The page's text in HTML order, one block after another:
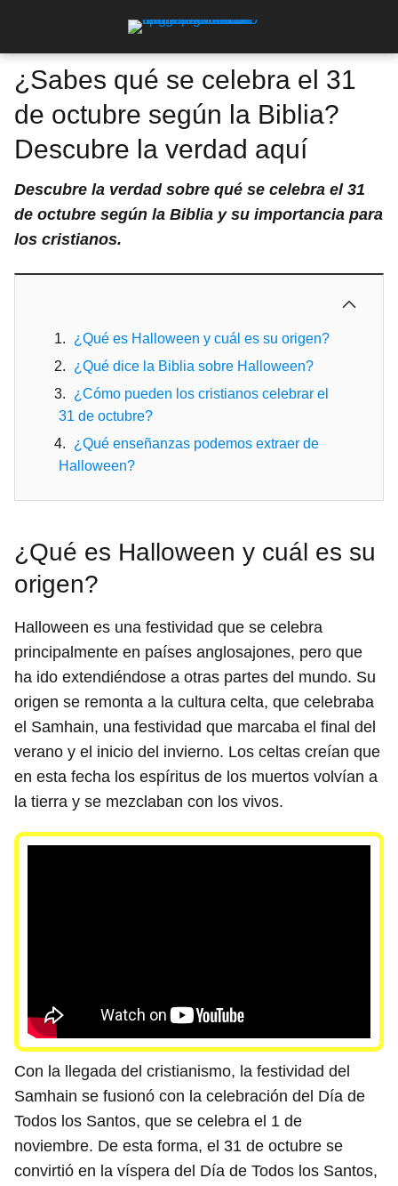
¿Sabes qué se celebra el 31
de octubre según la Biblia?
Descubre la verdad aquí
Descubre la verdad sobre qué se celebra el 31
de octubre según la Biblia y su importancia para
los cristianos.
¿Qué es Halloween y cuál es su origen?
¿Qué dice la Biblia sobre Halloween?
¿Cómo pueden los cristianos celebrar el
31 de octubre?
¿Qué enseñanzas podemos extraer de
Halloween?
¿Qué es Halloween y cuál es su
origen?
Halloween es una festividad que se celebra
principalmente en países anglosajones, pero que
ha ido extendiéndose a otras partes del mundo. Su
origen se remonta a la cultura celta, que celebraba
el Samhain, una festividad que marcaba el final del
verano y el inicio del invierno. Los celtas creían que
en esta fecha los espíritus de los muertos volvían a
la tierra y se mezclaban con los vivos.
Con la llegada del cristianismo, la festividad del
Samhain se fusionó con la celebración del Día de
Todos los Santos, que se celebra el 1 de
noviembre. De esta forma, el 31 de octubre se
convirtió en la víspera del Día de Todos los Santos,